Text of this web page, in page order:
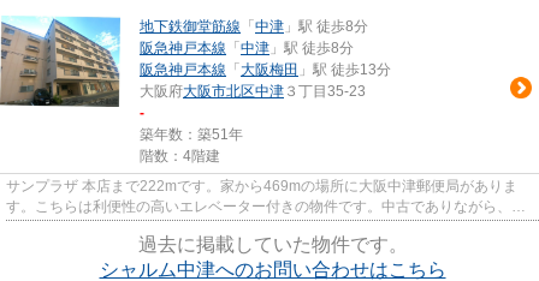
地下鉄御堂筋線 「 中津 」駅 徒歩8分
阪急神戸本線 「 中津 」駅 徒歩8分
阪急神戸本線 「 大阪梅田 」駅 徒歩13分
大阪府大阪市北区中津 ３丁目35-23
-
築年数：築51年
階数：4階建
サンプラザ 本店まで222mです。家から469mの場所に大阪中津郵便局がありま
す。こちらは利便性の高いエレベーター付きの物件です。中古でありながら、室
過去に掲載していた物件です。
シャルム中津へのお問い合わせはこちら